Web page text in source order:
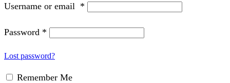
Username or email *
Password *
Lost password?
Remember Me